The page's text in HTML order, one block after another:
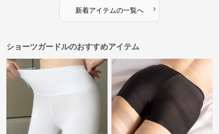
新着アイテムの一覧へ ›
ショーツガードルのおすすめアイテム